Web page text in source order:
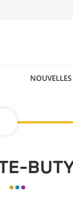
NOUVELLES